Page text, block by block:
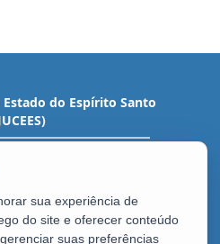
do Espírito Santo
- Vitória / ES
sua experiência de
do site e oferecer conteúdo
suas preferências